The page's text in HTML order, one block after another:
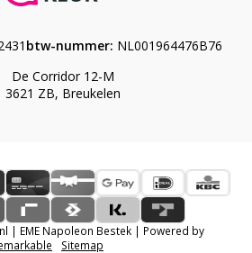
De Corridor 12-M
3621 ZB, Breukelen
btw-nummer: NL001964476B76
| EME Napoleon Bestek | Powered by
Sitemap